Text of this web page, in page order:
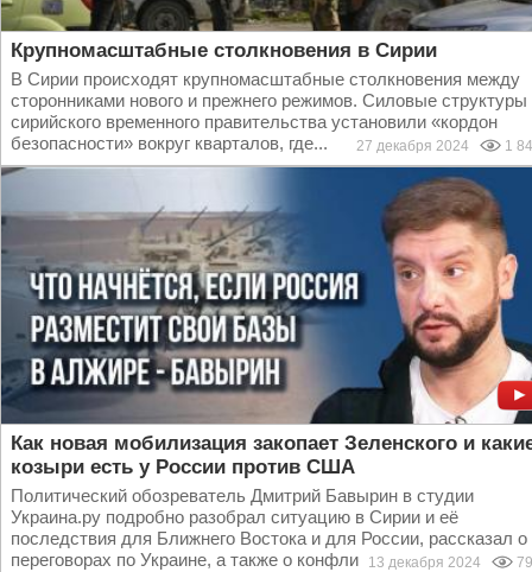
Крупномасштабные столкновения в Сирии
В Сирии происходят крупномасштабные столкновения между
сторонниками нового и прежнего режимов. Силовые структуры
сирийского временного правительства установили «кордон
безопасности» вокруг кварталов, где...
27 декабря 2024 1
Как новая мобилизация закопает Зеленского и
козыри есть у России против США
Политический обозреватель Дмитрий Бавырин в студии
Украина.ру подробно разобрал ситуацию в Сирии и её
последствия для Ближнего Востока и для России, рассказал о
переговорах по Украине, а также о конфликте...13 декабря 2024